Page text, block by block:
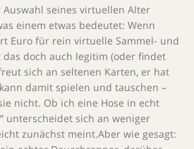
Auswahl seines virtuellen Alter
einem etwas bedeutet: Wenn
Euro für rein virtuelle Sammel- und
doch auch legitim (oder findet
sich an seltenen Karten, er hat
damit spielen und tauschen –
nicht. Ob ich eine Hose in echt
unterscheidet sich an weniger
zunächst meint.Aber wie gesagt: